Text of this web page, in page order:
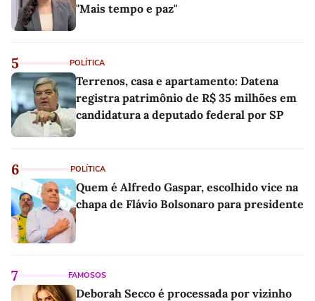
"Mais tempo e paz"
5 POLÍTICA
Terrenos, casa e apartamento: Datena
registra patrimônio de R$ 35 milhões em
candidatura a deputado federal por SP
6 POLÍTICA
Quem é Alfredo Gaspar, escolhido vice na
chapa de Flávio Bolsonaro para presidente
7 FAMOSOS
Deborah Secco é processada por vizinho